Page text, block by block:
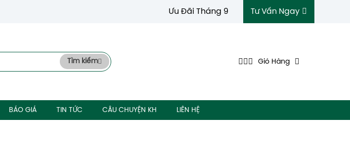
Ưu Đãi Tháng 9 Tư Vấn Ngay
Tìm kiếm Giỏ Hàng
BÁO GIÁ TIN TỨC CÂU CHUYỆN KH LIÊN HỆ